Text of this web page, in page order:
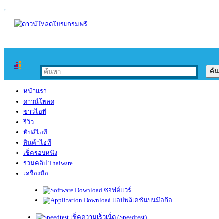
หน้าแรก
ดาวน์โหลด
ข่าวไอที
รีวิว
ทิปส์ไอที
สินค้าไอที
เช็ครอบหนัง
รวมคลิป Thaiware
เครื่องมือ
ซอฟต์แวร์
แอปพลิเคชันบนมือถือ
เช็คความเร็วเน็ต (Speedtest)